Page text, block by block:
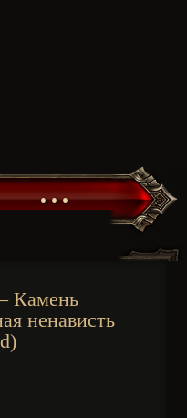
• • •
Камень
ненависть